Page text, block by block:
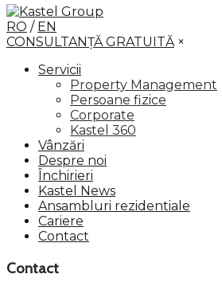
RO / EN
CONSULTANȚĂ GRATUITĂ ×
Servicii
Property Management
Persoane fizice
Corporate
Kastel 360
Vânzări
Despre noi
Închirieri
Kastel News
Ansambluri rezidentiale
Cariere
Contact
Contact